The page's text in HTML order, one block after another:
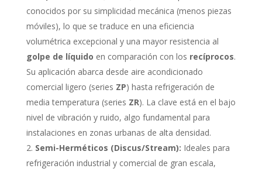
conocidos por su simplicidad mecánica (menos piezas
móviles), lo que se traduce en una eficiencia
volumétrica excepcional y una mayor resistencia al
golpe de líquido en comparación con los recíprocos.
Su aplicación abarca desde aire acondicionado
comercial ligero (series ZP) hasta refrigeración de
media temperatura (series ZR). La clave está en el bajo
nivel de vibración y ruido, algo fundamental para
instalaciones en zonas urbanas de alta densidad.
Semi-Herméticos (Discus/Stream): Ideales para
refrigeración industrial y comercial de gran escala,